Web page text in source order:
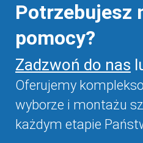
Potrzebujesz
pomocy?
Zadzwoń do nas
Oferujemy
wyborze i montażu
każdym etapie